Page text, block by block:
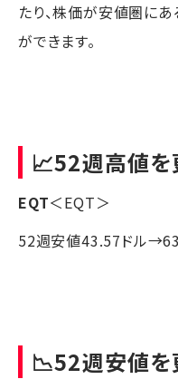
たり、株価が安値圏に
ができます。
📈52週高値
EQT＜EQT＞
52週安値43.57ドル
📉52週安値